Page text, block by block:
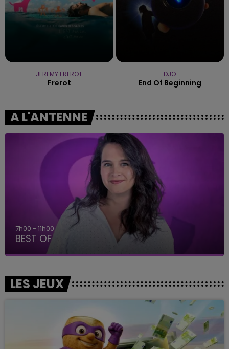
JEREMY FREROT
Frerot
DJO
End Of Beginning
A L'ANTENNE
7h00 - 11h00
BEST OF
LES JEUX